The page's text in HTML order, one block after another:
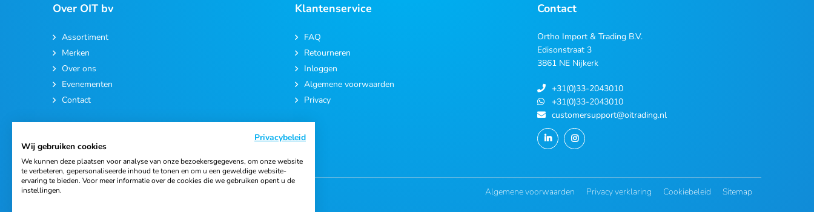
Over OIT bv
Assortiment
Merken
Over ons
Evenementen
Contact
Klantenservice
FAQ
Retourneren
Inloggen
Algemene voorwaarden
Privacy
Contact
Ortho Import & Trading B.V.
Edisonstraat 3
3861 NE Nijkerk
+31(0)33-2043010
+31(0)33-2043010
customersupport@oitrading.nl
© 2026 Ortho Import & Trading B.V. Algemene voorwaarden Privacy verklaring Cookiebeleid Sitemap
Privacybeleid
Wij gebruiken cookies
We kunnen deze plaatsen voor analyse van onze bezoekersgegevens, om onze website
te verbeteren, gepersonaliseerde inhoud te tonen en om u een geweldige website-
ervaring te bieden. Voor meer informatie over de cookies die we gebruiken opent u de
instellingen.